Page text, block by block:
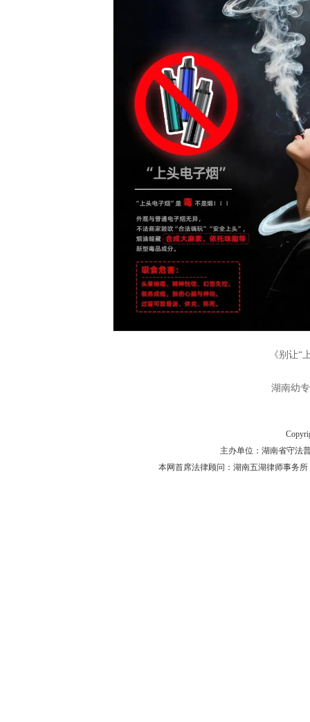
《别让“
湖南幼
主办单位：湖南省守法
本网首席法律顾问：湖南五湖律师事务所